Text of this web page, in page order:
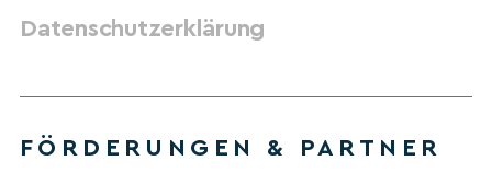
Datenschutzerklärung
FÖRDERUNGEN & PARTNER